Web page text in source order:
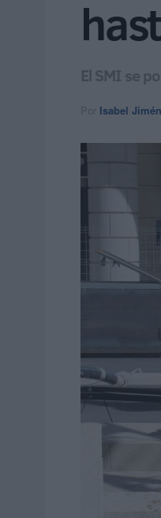
El SMI se
Por Isabel